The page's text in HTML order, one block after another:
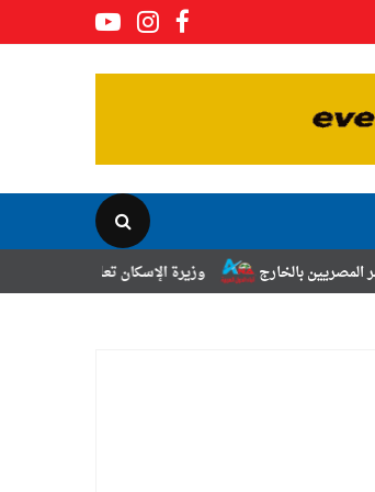
وزيرة الإسكان تعلن نتائج قرعة تخصيص أراضي